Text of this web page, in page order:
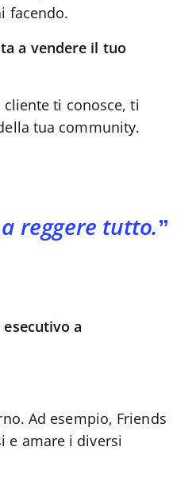
facendo.
a vendere il tuo
cliente ti conosce, ti
tua community.
reggere tutto.
a
Ad esempio, Friends
e amare i diversi